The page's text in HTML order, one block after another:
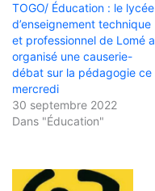
TOGO/ Éducation : le lycée
d’enseignement technique
et professionnel de Lomé a
organisé une causerie-
débat sur la pédagogie ce
mercredi
30 septembre 2022
Dans "Éducation"